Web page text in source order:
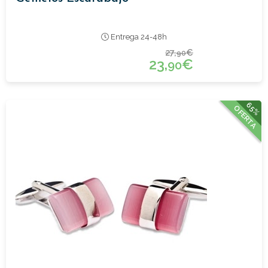
Entrega 24-48h
27,90€
23,90€
65%
OFERTA